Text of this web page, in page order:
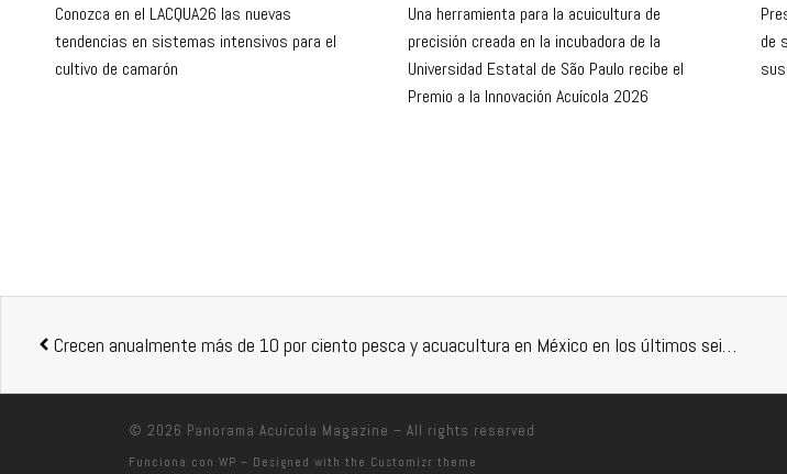
Conozca en el LACQUA26 las nuevas
tendencias en sistemas intensivos para el
cultivo de camarón
Una herramienta para la acuicultura de
precisión creada en la incubadora de la
Universidad Estatal de São Paulo recibe el
Premio a la Innovación Acuícola 2026
de
Crecen anualmente más de 10 por ciento pesca y acuacultura en México en los últimos seis años: SAGARPA
© 2026 Panorama Acuícola Magazine – All rights reserved
Funciona con WP – Designed with the Customizr theme